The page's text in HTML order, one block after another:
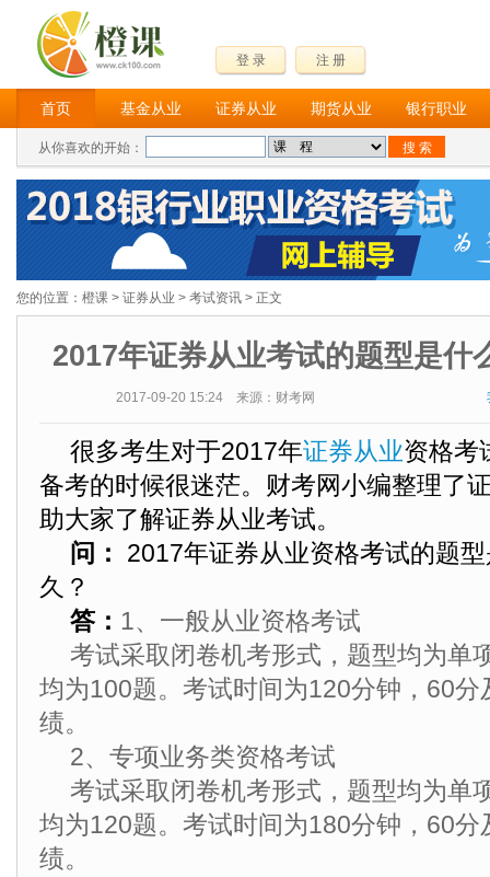
登 录 注 册
首页 基金从业 证券从业 期货从业 银行职业
从你喜欢的开始：
您的位置： 橙课 > 证券从业 > 考试资讯 > 正文
2017年证券从业考试的题型是什
2017-09-20 15:24 来源：财考网
很多考生对于2017年证券从业资格考
备考的时候很迷茫。财考网小编整理了
助大家了解证券从业考试。
问：
2017年证券从业资格考试的题
久？
答： 1、一般从业资格考试
考试采取闭卷机考形式，题型均为单
均为100题。考试时间为120分钟，60分
绩。
2、专项业务类资格考试
考试采取闭卷机考形式，题型均为单
均为120题。考试时间为180分钟，60分
绩。